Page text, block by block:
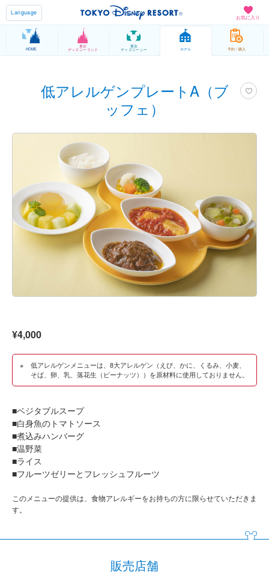
お気に入り
Language
HOME
東京
ディズニーランド
東京
ディズニーシー ホテル 予約 / 購入
低アレルゲンプレートA（ブ
ッフェ）
¥4,000
低アレルゲンメニューは、8大アレルゲン（えび、かに、くるみ、小麦、
そば、卵、乳、落花生（ピーナッツ））を原材料に使用しておりません。
■ベジタブルスープ
■白身魚のトマトソース
■煮込みハンバーグ
■温野菜
■ライス
■フルーツゼリーとフレッシュフルーツ
このメニューの提供は、食物アレルギーをお持ちの方に限らせていただきま
す。
販売店舗